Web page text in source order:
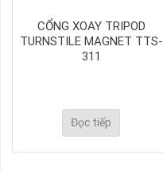
CỔNG XOAY TRIPOD
TURNSTILE MAGNET TTS-
311
Đọc tiếp